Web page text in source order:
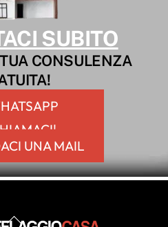
SUBITO
CONSULENZA
UNA MAIL
Back